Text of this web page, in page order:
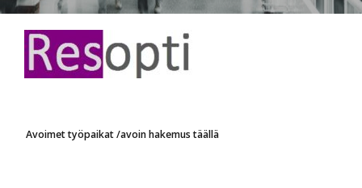
Avoimet työpaikat /avoin hakemus täällä